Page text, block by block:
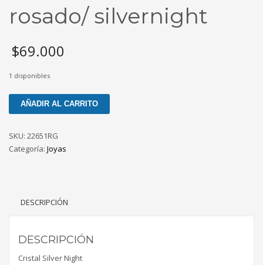
rosado/ silvernight
$69.000
1 disponibles
Pendientes
Style
silvernight
cantidad
AÑADIR AL CARRITO
SKU: 22651RG
Categoría: Joyas
DESCRIPCIÓN
DESCRIPCIÓN
Cristal Silver Night